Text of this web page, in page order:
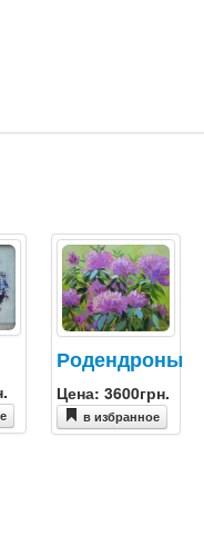
Родендроны
Цена: 3600грн.
в избранное